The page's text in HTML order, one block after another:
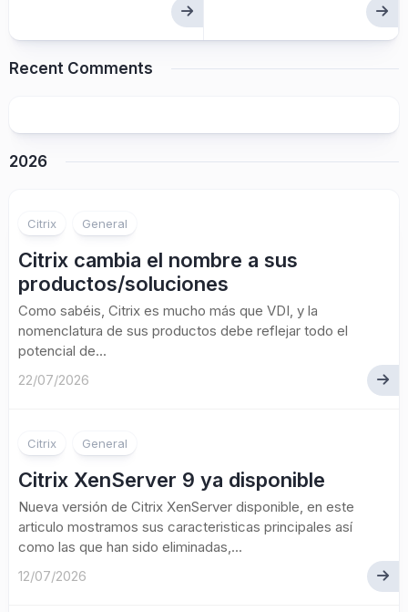
Recent Comments
2026
Citrix General
Citrix cambia el nombre a sus
productos/soluciones
Como sabéis, Citrix es mucho más que VDI, y la
nomenclatura de sus productos debe reflejar todo el
potencial de...
22/07/2026
Citrix General
Citrix XenServer 9 ya disponible
Nueva versión de Citrix XenServer disponible, en este
articulo mostramos sus caracteristicas principales así
como las que han sido eliminadas,...
12/07/2026